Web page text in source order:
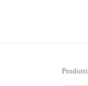
Prodotti